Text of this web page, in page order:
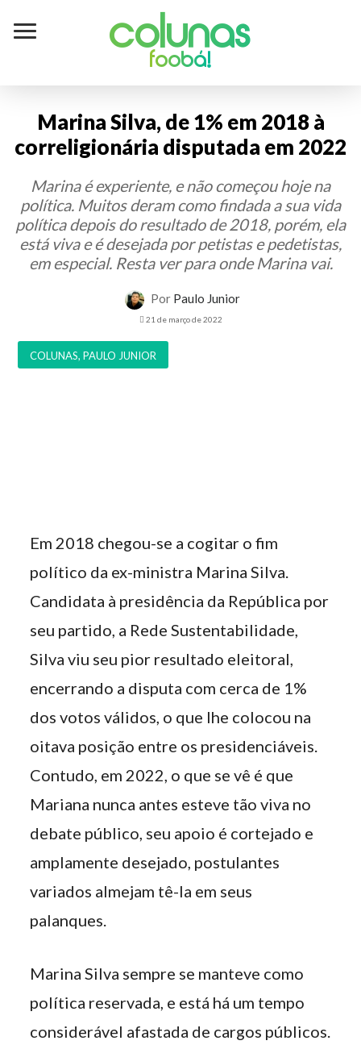
Colunas
foobá!
Marina Silva, de 1% em 2018 à
correligionária disputada em 2022
Marina é experiente, e não começou hoje na
política. Muitos deram como findada a sua vida
política depois do resultado de 2018, porém, ela
está viva e é desejada por petistas e pedetistas,
em especial. Resta ver para onde Marina vai.
Por Paulo Junior
21 de março de 2022
COLUNAS,PAULO JUNIOR
Em 2018 chegou-se a cogitar o fim
político da ex-ministra Marina Silva.
Candidata à presidência da República por
seu partido, a Rede Sustentabilidade,
Silva viu seu pior resultado eleitoral,
encerrando a disputa com cerca de 1%
dos votos válidos, o que lhe colocou na
oitava posição entre os presidenciáveis.
Contudo, em 2022, o que se vê é que
Mariana nunca antes esteve tão viva no
debate público, seu apoio é cortejado e
amplamente desejado, postulantes
variados almejam tê-la em seus
palanques.
Marina Silva sempre se manteve como
política reservada, e está há um tempo
considerável afastada de cargos públicos.